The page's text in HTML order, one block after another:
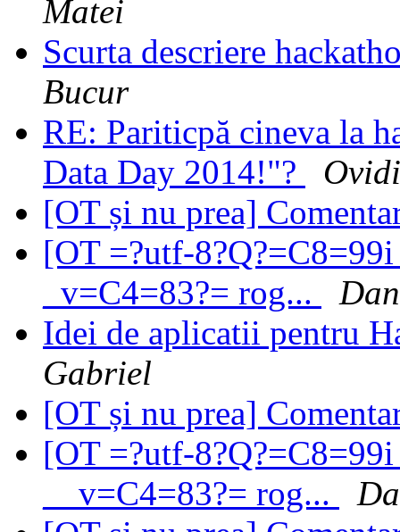
Matei
Scurta descriere
Bucur
RE: Pariticpă cineva la
Data Day 2014!"?
[OT și nu prea]
[OT =?utf-
_v=C4=83?= rog...
Idei de aplicatii pentru
Gabriel
[OT și nu prea]
[OT =?utf-
__v=C4=83?= rog...